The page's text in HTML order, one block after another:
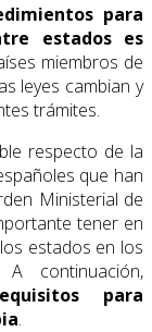
para
estados es
miembros de
leyes cambian y
trámites.
respecto de la
que han
Ministerial de
tener en
estados en los
continuación,
para
.